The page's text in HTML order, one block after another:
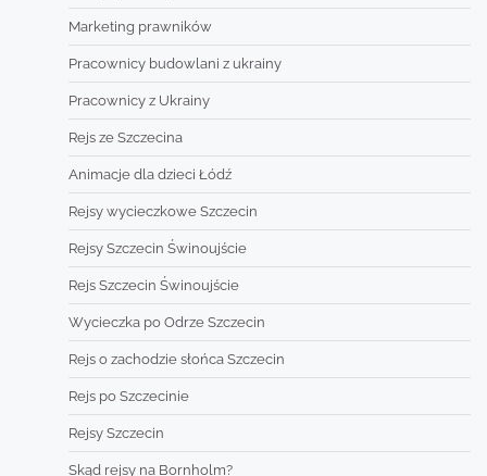
Marketing prawników
Pracownicy budowlani z ukrainy
Pracownicy z Ukrainy
Rejs ze Szczecina
Animacje dla dzieci Łódź
Rejsy wycieczkowe Szczecin
Rejsy Szczecin Świnoujście
Rejs Szczecin Świnoujście
Wycieczka po Odrze Szczecin
Rejs o zachodzie słońca Szczecin
Rejs po Szczecinie
Rejsy Szczecin
Skąd rejsy na Bornholm?